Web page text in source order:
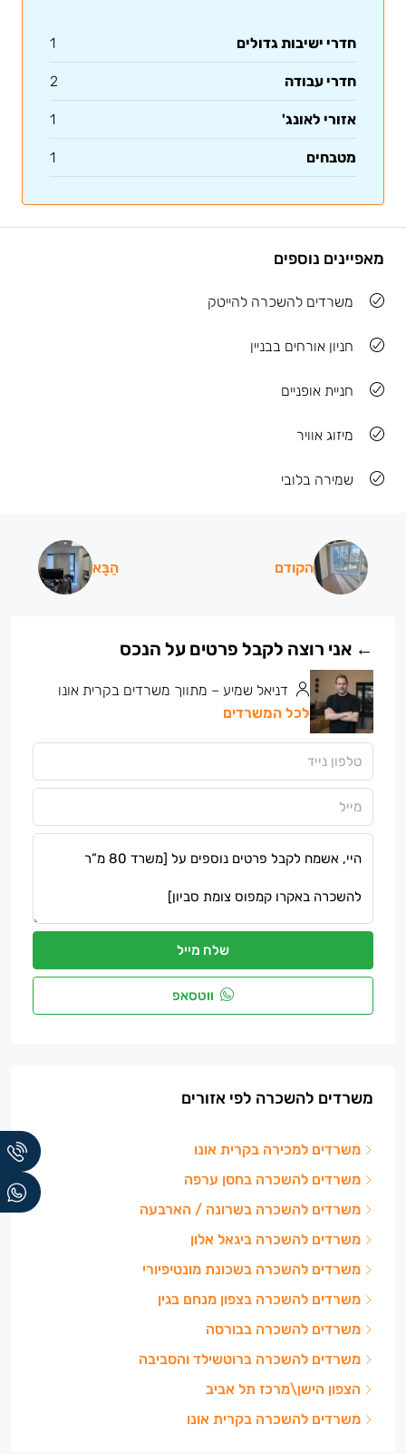
חדרי ישיבות גדולים 1
חדרי עבודה 2
אזורי לאונג' 1
מטבחים 1
מאפיינים נוספים
משרדים להשכרה להייטק
חניון אורחים בבניין
חניית אופניים
מיזוג אוויר
שמירה בלובי
הקודם הַבָּא
דניאל שמיע – מתווך משרדים בקרית אונו
לכל המשרדים
שלח מייל
ווטסאפ
משרדים להשכרה לפי אזורים
משרדים למכירה בקרית אונו
משרדים להשכרה בחסן ערפה
משרדים להשכרה בשרונה / הארבעה
משרדים להשכרה ביגאל אלון
משרדים להשכרה בשכונת מונטיפיורי
משרדים להשכרה בצפון מנחם בגין
משרדים להשכרה בבורסה
משרדים להשכרה ברוטשילד והסביבה
הצפון הישן\מרכז תל אביב
משרדים להשכרה בקרית אונו